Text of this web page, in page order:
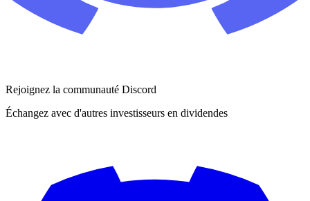
Rejoignez la communauté Discord
Échangez avec d'autres investisseurs en dividendes